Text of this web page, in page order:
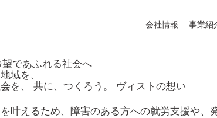
会社情報 事業紹
域を、
を、
共に、つくろう。
ヴィストの想い
叶えるため、障害のある方への就労支援や